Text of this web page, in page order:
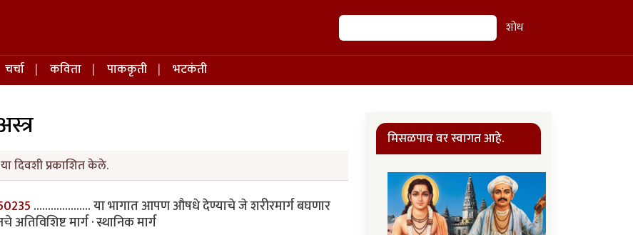
शोध शोध
चर्चा कविता पाककृती
भटकंती
दिवशी प्रकाशित केले.
.................... या भागात आपण औषधे देण्याचे जे शरीरमार्ग बघणार
मार्ग · स्थानिक मार्ग
मिसळपाव वर स्वागत आहे.